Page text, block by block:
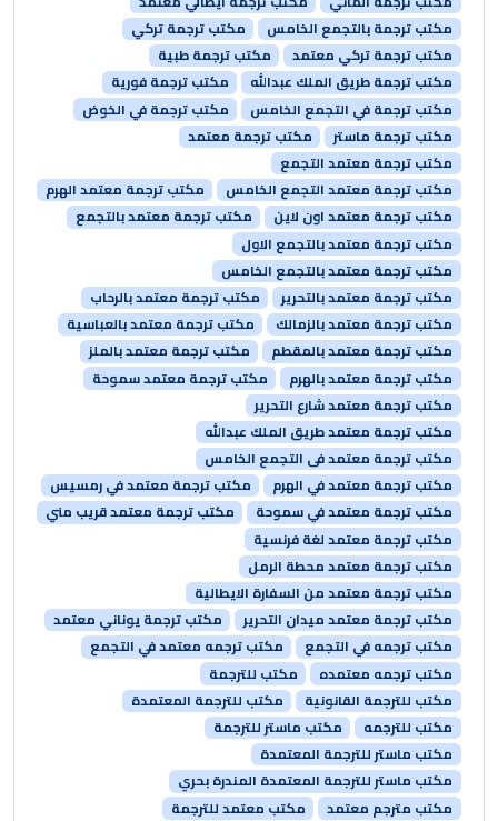
مكتب ترجمة بالتجمع الخامس
مكتب ترجمة تركي
مكتب ترجمة تركي معتمد
مكتب ترجمة طبية
مكتب ترجمة طريق الملك عبدالله
مكتب ترجمة فورية
مكتب ترجمة في التجمع الخامس
مكتب ترجمة في الخوض
مكتب ترجمة ماستر
مكتب ترجمة معتمد
مكتب ترجمة معتمد التجمع
مكتب ترجمة معتمد التجمع الخامس
مكتب ترجمة معتمد الهرم
مكتب ترجمة معتمد اون لاين
مكتب ترجمة معتمد بالتجمع
مكتب ترجمة معتمد بالتجمع الاول
مكتب ترجمة معتمد بالتجمع الخامس
مكتب ترجمة معتمد بالتحرير
مكتب ترجمة معتمد بالرحاب
مكتب ترجمة معتمد بالزمالك
مكتب ترجمة معتمد بالعباسية
مكتب ترجمة معتمد بالمقطم
مكتب ترجمة معتمد بالملز
مكتب ترجمة معتمد بالهرم
مكتب ترجمة معتمد سموحة
مكتب ترجمة معتمد شارع التحرير
مكتب ترجمة معتمد طريق الملك عبدالله
مكتب ترجمة معتمد فى التجمع الخامس
مكتب ترجمة معتمد في الهرم
مكتب ترجمة معتمد في رمسيس
مكتب ترجمة معتمد في سموحة
مكتب ترجمة معتمد قريب مني
مكتب ترجمة معتمد لغة فرنسية
مكتب ترجمة معتمد محطة الرمل
مكتب ترجمة معتمد من السفارة الايطالية
مكتب ترجمة معتمد ميدان التحرير
مكتب ترجمة يوناني معتمد
مكتب ترجمه في التجمع
مكتب ترجمه معتمد في التجمع
مكتب ترجمه معتمده
مكتب للترجمة
مكتب للترجمة القانونية
مكتب للترجمة المعتمدة
مكتب للترجمه
مكتب ماستر للترجمة
مكتب ماستر للترجمة المعتمدة
مكتب ماستر للترجمة المعتمدة المندرة بحري
مكتب مترجم معتمد
مكتب معتمد للترجمة